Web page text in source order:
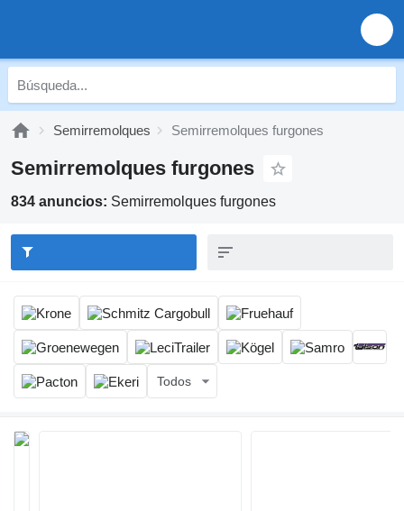
Semirremolques Semirremolques furgones
Semirremolques furgones
834 anuncios: Semirremolques furgones
Todos